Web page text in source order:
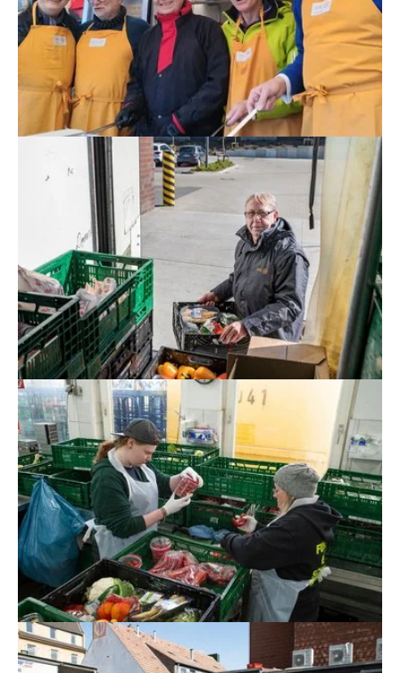
Show larger version for:
Show larger version for:
Show larger version for: